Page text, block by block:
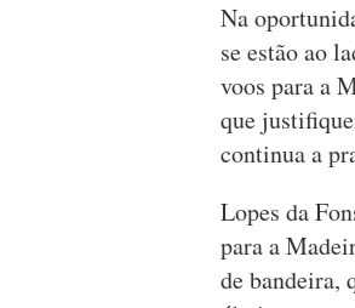
Na
se estão ao
voos para a
que
continua a
Lopes da
para a
de bandeira,